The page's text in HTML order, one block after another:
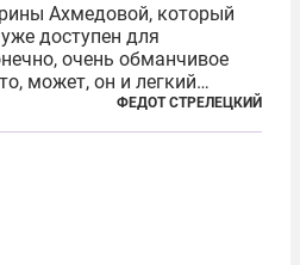
Ахмедовой, который
доступен для
очень обманчивое
может, он и легкий
—
Десять рассказов,
ФЕДОТ СТРЕЛЕЦКИЙ